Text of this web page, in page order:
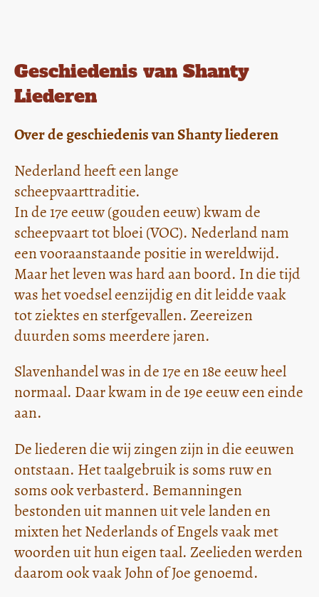
Geschiedenis van Shanty
Liederen
Over de geschiedenis van Shanty liederen
Nederland heeft een lange
scheepvaarttraditie.
In de 17e eeuw (gouden eeuw) kwam de
scheepvaart tot bloei (VOC). Nederland nam
een vooraanstaande positie in wereldwijd.
Maar het leven was hard aan boord. In die tijd
was het voedsel eenzijdig en dit leidde vaak
tot ziektes en sterfgevallen. Zeereizen
duurden soms meerdere jaren.
Slavenhandel was in de 17e en 18e eeuw heel
normaal. Daar kwam in de 19e eeuw een einde
aan.
De liederen die wij zingen zijn in die eeuwen
ontstaan. Het taalgebruik is soms ruw en
soms ook verbasterd. Bemanningen
bestonden uit mannen uit vele landen en
mixten het Nederlands of Engels vaak met
woorden uit hun eigen taal. Zeelieden werden
daarom ook vaak John of Joe genoemd.